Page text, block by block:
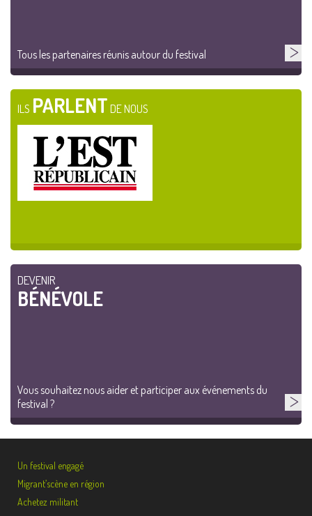
Tous les partenaires réunis autour du festival
ILS PARLENT DE NOUS
DEVENIR
BÉNÉVOLE
Vous souhaitez nous aider et participer aux événements du
festival ?
Un festival engagé
Migrant’scène en région
Achetez militant